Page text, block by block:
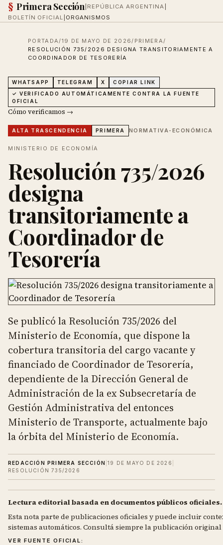
§ Primera Sección REPÚBLICA ARGENTINA
BOLETÍN OFICIAL ORGANISMOS
PORTADA/19 DE MAYO DE 2026/ PRIMERA/
RESOLUCIÓN 735/2026 DESIGNA TRANSITORIAMENTE A
COORDINADOR DE TESORERÍA
WHATSAPP TELEGRAM X
COPIAR LINK
✓ VERIFICADO AUTOMÁTICAMENTE CONTRA LA FUENTE
OFICIAL
Cómo verificamos →
ALTA TRASCENDENCIA PRIMERA NORMATIVA-ECONÓMICA
MINISTERIO DE ECONOMÍA
Resolución 735/2026
designa
transitoriamente a
Coordinador de
Tesorería
Se publicó la Resolución 735/2026 del
Ministerio de Economía, que dispone la
cobertura transitoria del cargo vacante y
financiado de Coordinador de Tesorería,
dependiente de la Dirección General de
Administración de la ex Subsecretaría de
Gestión Administrativa del entonces
Ministerio de Transporte, actualmente bajo
la órbita del Ministerio de Economía.
REDACCIÓN PRIMERA SECCIÓN |19 DE MAYO DE 2026
RESOLUCIÓN 735/2026
Lectura editorial basada en documentos públicos oficiales.
Esta nota parte de publicaciones oficiales y puede incluir
sistemas automáticos. Consultá siempre la publicación
VER FUENTE OFICIAL: